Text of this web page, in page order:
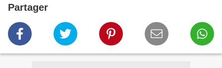
Partager